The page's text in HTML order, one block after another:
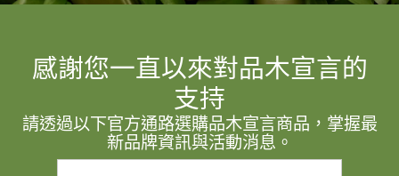
感謝您一直以來對品木宣言的
支持
請透過以下官方通路選購品木宣言商品，掌握最
新品牌資訊與活動消息。